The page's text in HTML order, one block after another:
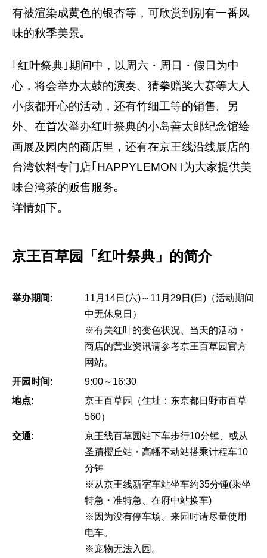
有被渲染成黄色的银杏等，可欣赏到别有一番风
味的秋季美景｡
｢红叶祭典｣期间中，以周六・周日・假日为中
心，将会举办太鼓的演奏、猜拳赠奖大赛等大人
小孩都开心的活动，还有竹细工等的销售。另
外、在首次举办红叶祭典的小岛善太郎纪念馆绘
画展及园内的商店里，还有在京王线沿线展店的
台湾饮料专门店｢HAPPYLEMON｣为大家提供美
味台湾茶的贩售服务｡
详情如下。
京王百草园「红叶祭典」的简介
举办期间:
11月14日(六)～11月29日(日)（活动期间
中无休息日）
※有关红叶的变色状况、当天的活动・
商店的营业资讯请参考京王百草园官方
网站。
开园时间:
9:00～16:30
地点:
京王百草园（住址：东京都日野市百草
560）
交通:
京王线百草园站下车步行10分锺、或从
圣蹟樱丘站・高幡不动站搭乘计程车10
分钟
※从京王线新宿车站坐车约35分锺(乘坐
特急・准特急、在府中站换车)
※因为没有停车场、来园时请尽量使用
电车。
※宠物无法入园。